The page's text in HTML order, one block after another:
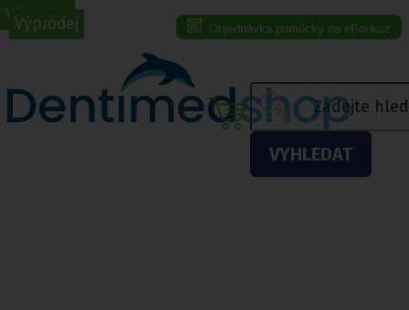
Objednávka pomůcky na ePoukaz
VYHLEDAT
Menu eshopu
Výprodej
Výprodej